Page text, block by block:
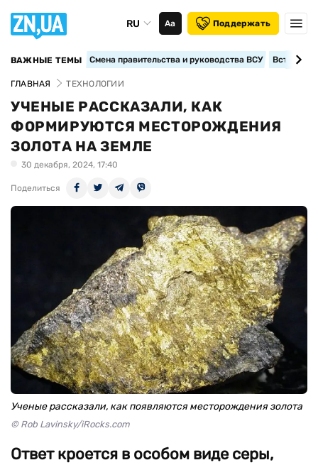
RU Аа Поддержать
ВАЖНЫЕ ТЕМЫ Смена правительства и руководства ВСУ
ГЛАВНАЯ ТЕХНОЛОГИИ
УЧЕНЫЕ РАССКАЗАЛИ, КАК
ФОРМИРУЮТСЯ МЕСТОРОЖДЕНИЯ
ЗОЛОТА НА ЗЕМЛЕ
30 декабря, 2024, 17:40
Поделиться
Ученые рассказали, как появляются месторождения золота
© Rob Lavinsky/iRocks.com
Ответ кроется в особом виде серы,